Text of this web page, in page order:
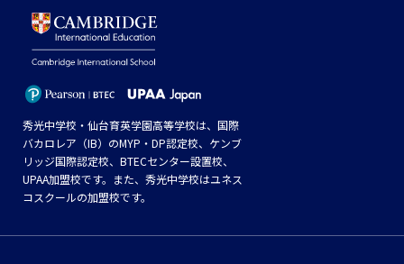
秀光中学校・仙台育英学園高等学校は、国際
バカロレア（IB）のMYP・DP認定校、ケンブ
リッジ国際認定校、BTECセンター設置校、
UPAA加盟校です。また、秀光中学校はユネス
コスクールの加盟校です。